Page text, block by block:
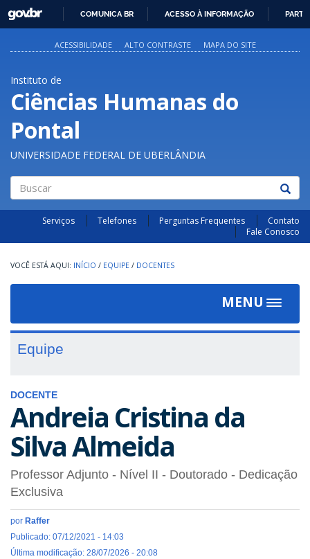
PARA
O
GOVBR
COMUNICA BR ACESSO À INFORMAÇÃO
ACESSIBILIDADE ALTO CONTRASTE MAPA DO SITE
Instituto de
Ciências Humanas do
Pontal
UNIVERSIDADE FEDERAL DE UBERLÂNDIA
Buscar
Serviços Telefones Perguntas Frequentes
Contato
Fale Conosco
INÍCIO / EQUIPE / DOCENTES
MENU
Toggle
Equipe
DOCENTE
Andreia Cristina da
Silva Almeida
Professor Adjunto - Nível II - Doutorado - Dedicação
Exclusiva
por Raffer
Publicado: 07/12/2021 - 14:03
Última modificação: 28/07/2026 - 20:08